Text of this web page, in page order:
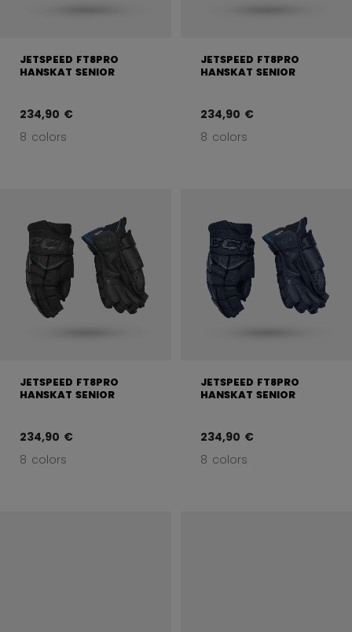
JETSPEED FT8PRO
HANSKAT SENIOR
234,90 €
8 colors
JETSPEED FT8PRO
HANSKAT SENIOR
234,90 €
8 colors
JETSPEED FT8PRO
HANSKAT SENIOR
234,90 €
8 colors
JETSPEED FT8PRO
HANSKAT SENIOR
234,90 €
8 colors